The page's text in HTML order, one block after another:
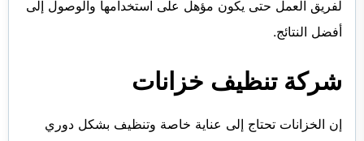
لفريق العمل حتى يكون مؤهل على استخدامها والوصول إلى
أفضل النتائج.
شركة تنظيف خزانات
إن الخزانات تحتاج إلى عناية خاصة وتنظيف بشكل دوري